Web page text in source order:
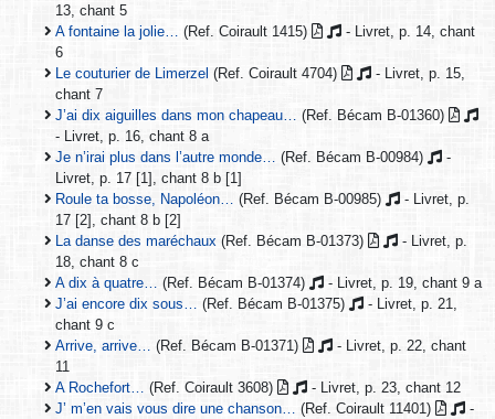
13, chant 5
A fontaine la jolie…
(Ref. Coirault 1415)
- Livret, p. 14, chant
6
Le couturier de Limerzel (Ref. Coirault 4704)
- Livret, p. 15,
chant 7
J’ai dix aiguilles dans mon chapeau…
(Ref. Bécam B-01360)
- Livret, p. 16, chant 8 a
Je n’irai plus dans l’autre monde…
(Ref. Bécam B-00984)
-
Livret, p. 17 [1], chant 8 b [1]
Roule ta bosse, Napoléon…
(Ref. Bécam B-00985)
- Livret, p.
17 [2], chant 8 b [2]
La danse des maréchaux (Ref. Bécam B-01373)
- Livret, p.
18, chant 8 c
A dix à quatre…
(Ref. Bécam B-01374)
- Livret, p. 19, chant 9 a
J’ai encore dix sous…
(Ref. Bécam B-01375)
- Livret, p. 21,
chant 9 c
Arrive, arrive…
(Ref. Bécam B-01371)
- Livret, p. 22, chant
11
A Rochefort…
(Ref. Coirault 3608)
- Livret, p. 23, chant 12
J’ m’en vais vous dire une chanson…
(Ref. Coirault 11401)
-